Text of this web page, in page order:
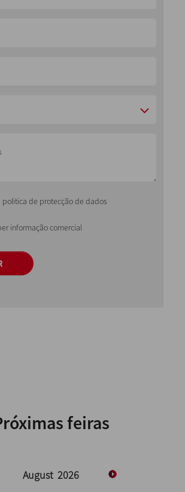
politica de protecção de dados
informação comercial
feiras
August 2026